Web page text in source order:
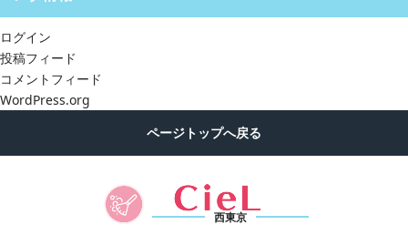
ログイン
投稿フィード
コメントフィード
WordPress.org
西東京